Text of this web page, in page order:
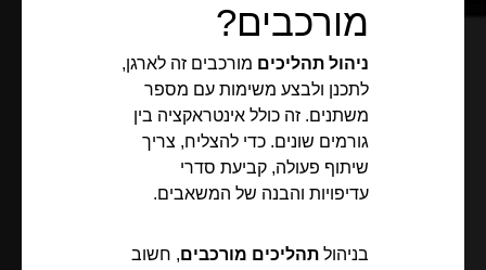
מורכבים?
ניהול תהליכים מורכבים זה לארגן,
לתכנן ולבצע משימות עם מספר
משתנים. זה כולל אינטראקציה בין
גורמים שונים. כדי להצליח, צריך
שיתוף פעולה, קביעת סדרי
עדיפויות והבנה של המשאבים.
בניהול תהליכים מורכבים, חשוב